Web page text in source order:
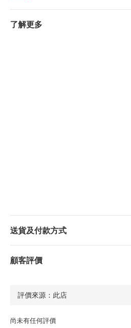
了解更多
送貨及付款方式
顧客評價
尚未有任何評價